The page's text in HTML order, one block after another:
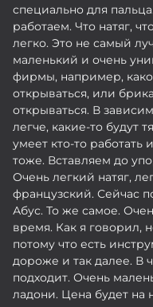
специально для
работаем. Что натяг,
легко. Это не самый
маленький и очень
фирмы, например,
открываться, или
открываться. В
легче, какие-то будут
умеет кто-то работать
тоже. Вставляем до
Очень легкий натяг,
французский. Сейчас
Абус. То же самое.
время. Как я говорил,
потому что есть
дороже и так далее. В
подходит. Очень
ладони. Цена будет на